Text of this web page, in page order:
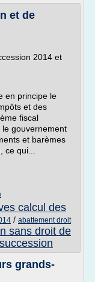
et de
2014 et
en principe le
et des
fiscal
gouvernement
et barèmes
qui...
calcul des
/ abattement droit
sans droit de
grands-